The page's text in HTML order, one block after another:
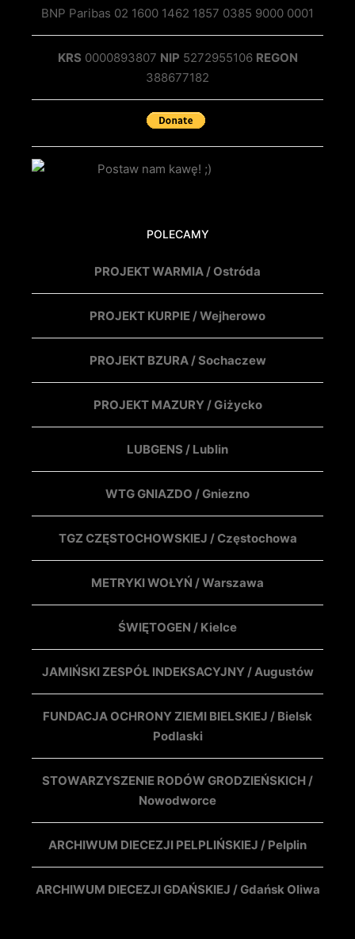
BNP Paribas 02 1600 1462 1857 0385 9000 0001
KRS 0000893807 NIP 5272955106 REGON
388677182
POLECAMY
PROJEKT WARMIA / Ostróda
PROJEKT KURPIE / Wejherowo
PROJEKT BZURA / Sochaczew
PROJEKT MAZURY / Giżycko
LUBGENS / Lublin
WTG GNIAZDO / Gniezno
TGZ CZĘSTOCHOWSKIEJ / Częstochowa
METRYKI WOŁYŃ / Warszawa
ŚWIĘTOGEN / Kielce
JAMIŃSKI ZESPÓŁ INDEKSACYJNY / Augustów
FUNDACJA OCHRONY ZIEMI BIELSKIEJ / Bielsk
Podlaski
STOWARZYSZENIE RODÓW GRODZIEŃSKICH /
Nowodworce
ARCHIWUM DIECEZJI PELPLIŃSKIEJ / Pelplin
ARCHIWUM DIECEZJI GDAŃSKIEJ / Gdańsk Oliwa